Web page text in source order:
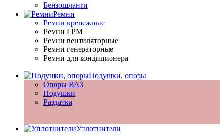
Бензошланги
Ремни
Ремни крепежные
Ремни ГРМ
Ремни вентиляторные
Ремни генераторные
Ремни для кондиционера
Подушки, опоры
Опоры ВАЗ
Подушки
Раздатка
Уплотнители